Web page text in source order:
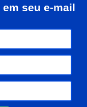
em seu e-mail